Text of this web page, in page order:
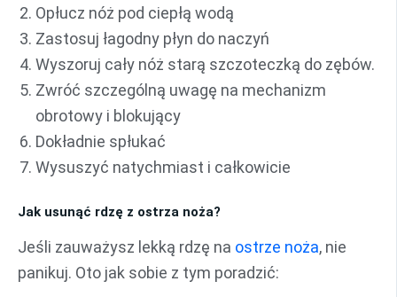
Opłucz nóż pod ciepłą wodą
Zastosuj łagodny płyn do naczyń
Wyszoruj cały nóż starą szczoteczką do zębów.
Zwróć szczególną uwagę na mechanizm
obrotowy i blokujący
Dokładnie spłukać
Wysuszyć natychmiast i całkowicie
Jak usunąć rdzę z ostrza noża?
Jeśli zauważysz lekką rdzę na ostrze noża, nie
panikuj. Oto jak sobie z tym poradzić: